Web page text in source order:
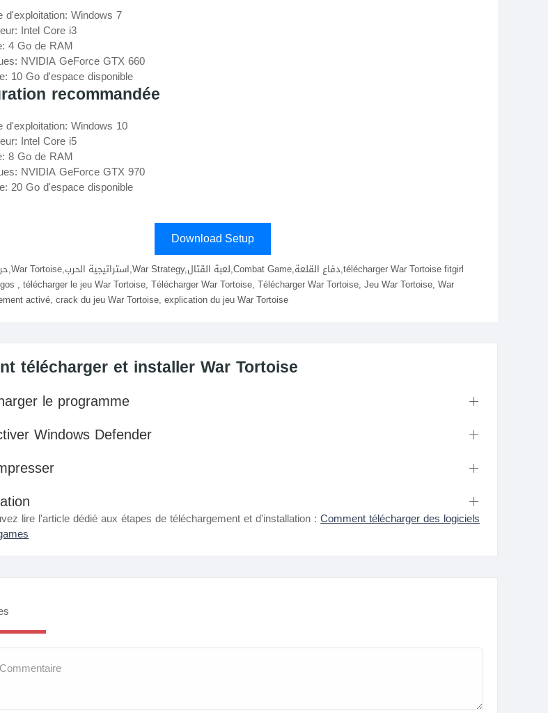
d'exploitation: Windows 7
Intel Core i3
4 Go de RAM
NVIDIA GeForce GTX 660
10 Go d'espace disponible
recommandée
d'exploitation: Windows 10
Intel Core i5
8 Go de RAM
NVIDIA GeForce GTX 970
20 Go d'espace disponible
Download Setup
, télécharger le jeu War Tortoise, Télécharger War Tortoise, Télécharger War Tortoise, Jeu War Tortoise, War
activé, crack du jeu War Tortoise, explication du jeu War Tortoise
télécharger et installer War Tortoise
le programme
Windows Defender
lire l'article dédié aux étapes de téléchargement et d'installation : Comment télécharger des logiciels